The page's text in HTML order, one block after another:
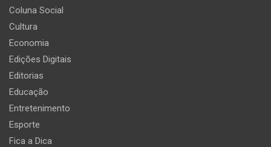
Coluna Social
Cultura
Economia
Edições Digitais
Editorias
Educação
Entretenimento
Esporte
Fica a Dica